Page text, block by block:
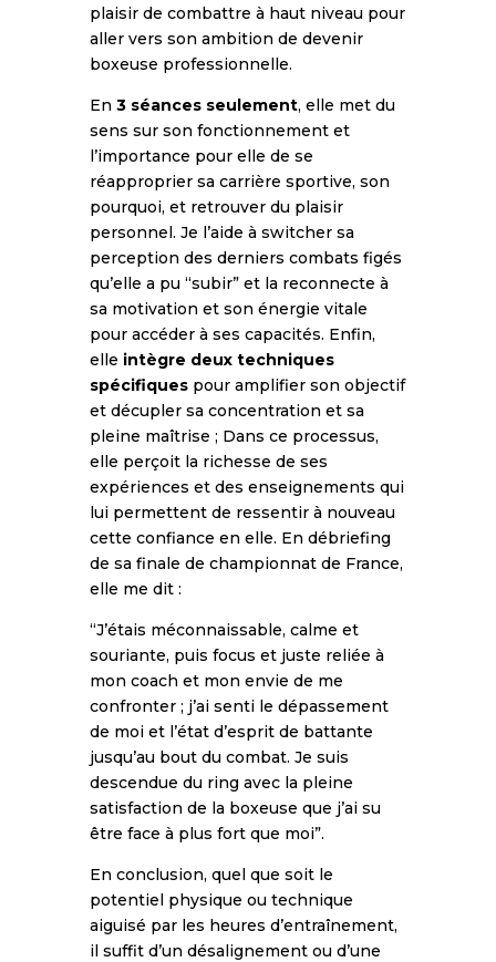
plaisir de combattre à haut niveau pour
aller vers son ambition de devenir
boxeuse professionnelle.
En 3 séances seulement, elle met du
sens sur son fonctionnement et
l’importance pour elle de se
réapproprier sa carrière sportive, son
pourquoi, et retrouver du plaisir
personnel. Je l’aide à switcher sa
perception des derniers combats figés
qu’elle a pu “subir” et la reconnecte à
sa motivation et son énergie vitale
pour accéder à ses capacités. Enfin,
elle intègre deux techniques
spécifiquespour amplifier son objectif
et décupler sa concentration et sa
pleine maîtrise ; Dans ce processus,
elle perçoit la richesse de ses
expériences et des enseignements qui
lui permettent de ressentir à nouveau
cette confiance en elle. En débriefing
de sa finale de championnat de France,
elle me dit :
“J’étais méconnaissable, calme et
souriante, puis focus et juste reliée à
mon coach et mon envie de me
confronter ; j’ai senti le dépassement
de moi et l’état d’esprit de battante
jusqu’au bout du combat. Je suis
descendue du ring avec la pleine
satisfaction de la boxeuse que j’ai su
être face à plus fort que moi”.
En conclusion, quel que soit le
potentiel physique ou technique
aiguisé par les heures d’entraînement,
il suffit d’un désalignement ou d’une